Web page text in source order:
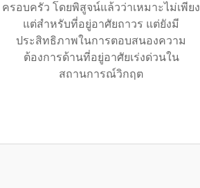
ครอบครัว โดยพิสูจน์แล้วว่าเหมาะไม่เพียง
แต่สำหรับที่อยู่อาศัยถาวร แต่ยังมี
ประสิทธิภาพในการตอบสนองความ
ต้องการด้านที่อยู่อาศัยเร่งด่วนใน
สถานการณ์วิกฤต